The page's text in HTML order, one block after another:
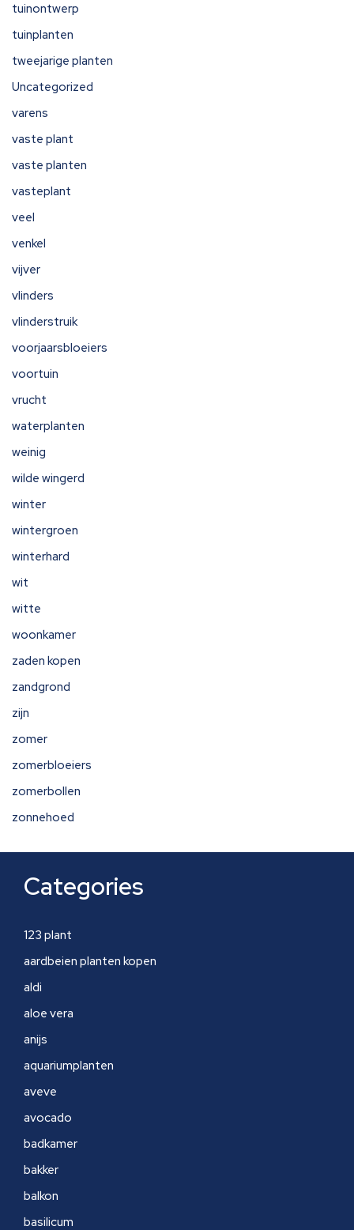
tuinontwerp
tuinplanten
tweejarige planten
Uncategorized
varens
vaste plant
vaste planten
vasteplant
veel
venkel
vijver
vlinders
vlinderstruik
voorjaarsbloeiers
voortuin
vrucht
waterplanten
weinig
wilde wingerd
winter
wintergroen
winterhard
wit
witte
woonkamer
zaden kopen
zandgrond
zijn
zomer
zomerbloeiers
zomerbollen
zonnehoed
Categories
123 plant
aardbeien planten kopen
aldi
aloe vera
anijs
aquariumplanten
aveve
avocado
badkamer
bakker
balkon
basilicum